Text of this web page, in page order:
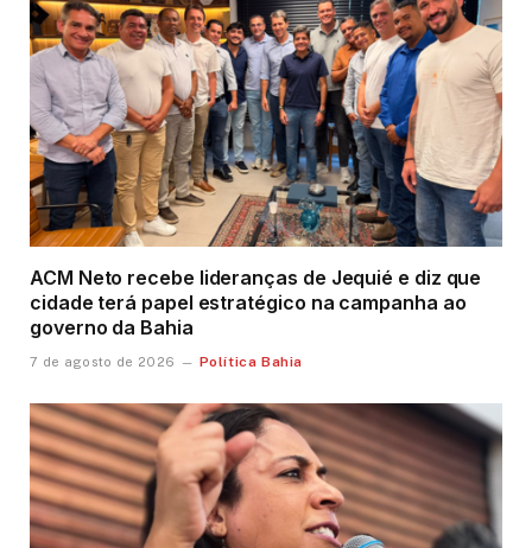
ACM Neto recebe lideranças de Jequié e diz que
cidade terá papel estratégico na campanha ao
governo da Bahia
7 de agosto de 2026 Política Bahia